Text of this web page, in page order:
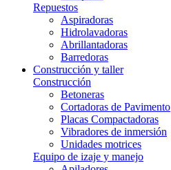
Repuestos
Aspiradoras
Hidrolavadoras
Abrillantadoras
Barredoras
Construcción y taller
Construcción
Betoneras
Cortadoras de Pavimento
Placas Compactadoras
Vibradores de inmersión
Unidades motrices
Equipo de izaje y manejo